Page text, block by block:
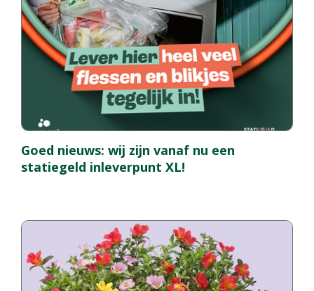
Goed nieuws: wij zijn vanaf nu een
statiegeld inleverpunt XL!